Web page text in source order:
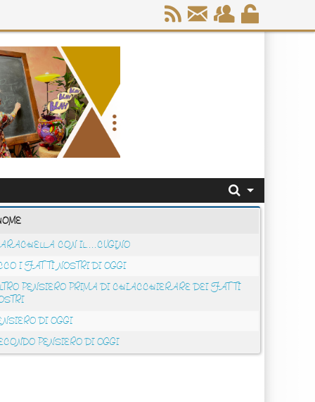
CON IL....CUGINO
I FATTI NOSTRI DI OGGI
PENSIERO PRIMA DI CHIACCHIERARE DEI FATTI
DI OGGI
PENSIERO DI OGGI